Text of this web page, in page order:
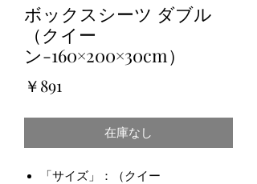
ボックスシーツ ダブル
（クイー
ン-160×200×30cm）
￥891
在庫なし
「サイズ」：（クイー